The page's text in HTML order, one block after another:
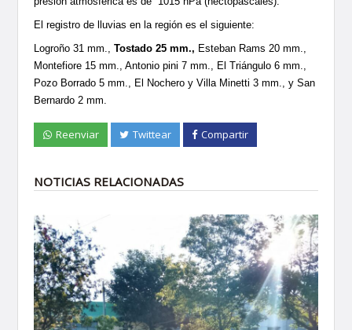
El registro de lluvias en la región es el siguiente:
Logroño 31 mm.,Tostado 25 mm., Esteban Rams 20 mm.,
Montefiore 15 mm., Antonio pini 7 mm., El Triángulo 6 mm.,
Pozo Borrado 5 mm., El Nochero y Villa Minetti 3 mm., y San
Bernardo 2 mm.
Reenviar Twittear Compartir
NOTICIAS RELACIONADAS